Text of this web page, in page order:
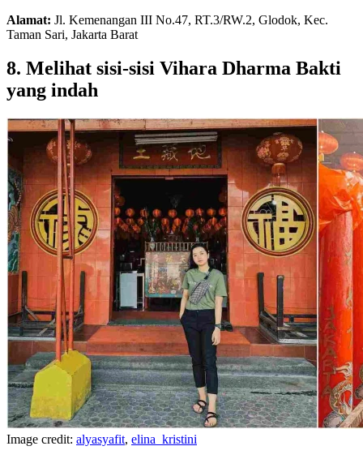
Alamat: Jl. Kemenangan III No.47, RT.3/RW.2, Glodok, Kec.
Taman Sari, Jakarta Barat
8. Melihat sisi-sisi Vihara Dharma Bakti
yang indah
Image credit: alyasyafit, elina_kristini